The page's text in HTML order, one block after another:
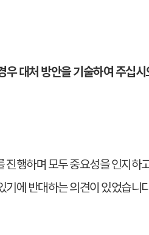
우 대처 방안을 기술하여 주십시
행하며 모두 중요성을 인지
에 반대하는 의견이 있었습